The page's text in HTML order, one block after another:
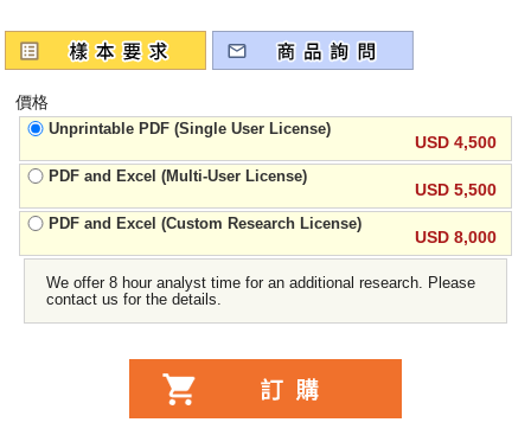
價格
Unprintable PDF (Single User License)
USD 4,500
PDF and Excel (Multi-User License)
USD 5,500
PDF and Excel (Custom Research License)
USD 8,000
We offer 8 hour analyst time for an additional research. Please
contact us for the details.